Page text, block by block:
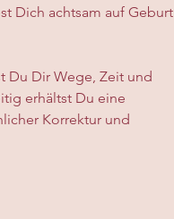
Dich achtsam auf Geburt
Du Dir Wege, Zeit und
erhältst Du eine
Korrektur und